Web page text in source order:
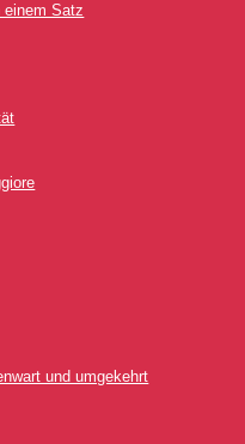
einem Satz
und umgekehrt